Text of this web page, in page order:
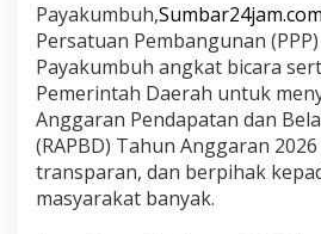
i
k
a
G
a
j
i
Payakumbuh,Sumbar24jam.com
Persatuan Pembangunan
Payakumbuh angkat bicara
Pemerintah Daerah untuk
Anggaran Pendapatan dan
(RAPBD) Tahun Anggaran
transparan, dan berpihak
masyarakat banyak.